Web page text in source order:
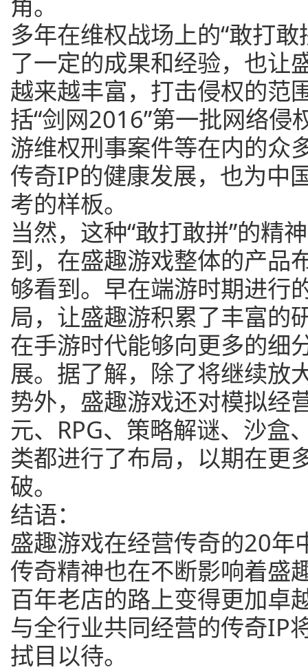
多年在维权战场上的“敢打
了一定的成果和经验，也让
越来越丰富，打击侵权的范
括“剑网2016”第一批网络
游维权刑事案件等在内的众
传奇IP的健康发展，也为中
考的样板。
当然，这种“敢打敢拼”的精
到，在盛趣游戏整体的产品
够看到。早在端游时期进行
局，让盛趣游积累了丰富的
在手游时代能够向更多的细
展。据了解，除了将继续放
势外，盛趣游戏还对模拟经
元、RPG、策略解谜、沙盒
类都进行了布局，以期在更
破。
结语：
盛趣游戏在经营传奇的20年
传奇精神也在不断影响着盛
百年老店的路上变得更加卓
与全行业共同经营的传奇IP
拭目以待。